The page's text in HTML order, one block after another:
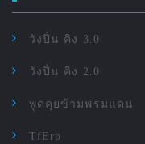
วังปิ่น คิง 3.0
วังปิ่น คิง 2.0
พูดคุยข้ามพรมแดน
TfErp